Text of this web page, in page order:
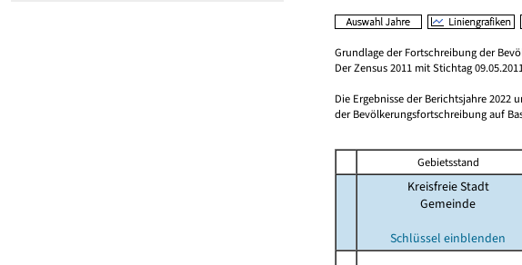
Grundlage der Fortschreibung der
Der Zensus 2011 mit Stichtag
Die Ergebnisse der Berichtsjahre 2022
der Bevölkerungsfortschreibung auf
Gebietsstand
Kreisfreie Stadt
Gemeinde
Schlüssel einblenden